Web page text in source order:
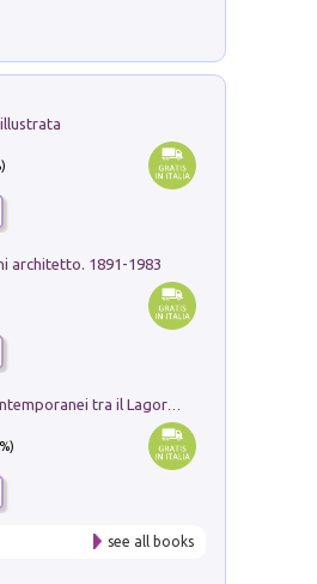
architetto. 1891-1983
see all books